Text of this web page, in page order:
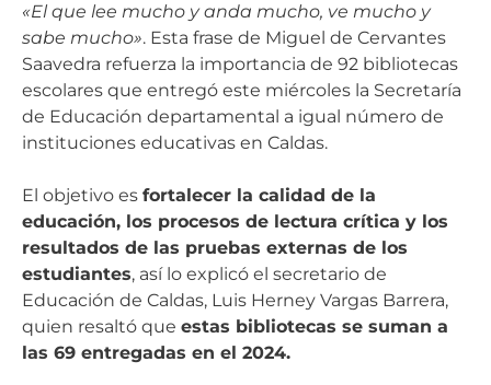
«El que lee mucho y anda mucho, ve mucho y
sabe mucho». Esta frase de Miguel de Cervantes
Saavedra refuerza la importancia de 92 bibliotecas
escolares que entregó este miércoles la Secretaría
de Educación departamental a igual número de
instituciones educativas en Caldas.
El objetivo es fortalecer la calidad de la
educación, los procesos de lectura crítica y los
resultados de las pruebas externas de los
estudiantes, así lo explicó el secretario de
Educación de Caldas, Luis Herney Vargas Barrera,
quien resaltó que estas bibliotecas se suman a
las 69 entregadas en el 2024.